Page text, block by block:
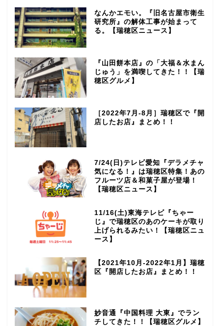
なんかエモい。『旧名古屋市衛生
研究所』の解体工事が始まって
る。【瑞穂区ニュース】
『山田餅本店』の「大福＆水まん
じゅう」を満喫してきた！！【瑞
穂区グルメ】
［2022年7月-8月］瑞穂区で『開
店したお店』まとめ！！
7/24(日)テレビ愛知『デラメチャ
気になる！』は瑞穂区特集！あの
フルーツ店＆和菓子屋が登場！
【瑞穂区ニュース】
11/16(土)東海テレビ『ちゃー
じ』で瑞穂区のあのケーキが取り
上げられるみたい！【瑞穂区ニュ
ース】
【2021年10月-2022年1月】瑞穂
区『開店したお店』まとめ！！
妙音通『中国料理 大東』でラン
チしてきた！！【瑞穂区グルメ】